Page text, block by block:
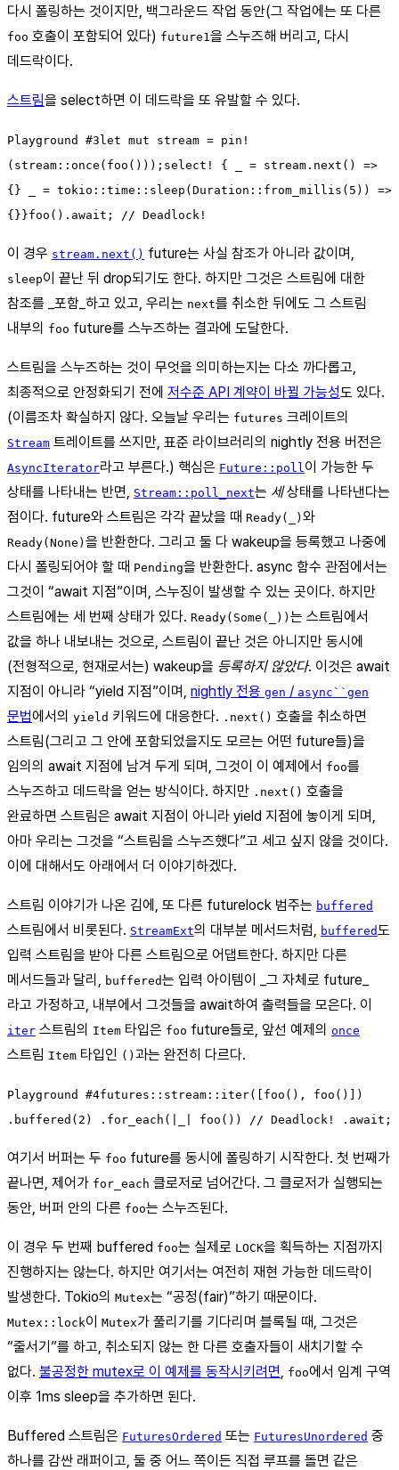
다시 폴링하는 것이지만, 백그라운드 작업 동안(그 작업에는 또 다른
foo 호출이 포함되어 있다) future1 을 스누즈해 버리고, 다시
데드락이다.
스트림을 select하면 이 데드락을 또 유발할 수 있다.
Playground #3let mut stream = pin!
(stream::once(foo()));select! { _ = stream.next() =>
{} _ = tokio::time::sleep(Duration::from_millis(5)) =>
{}}foo().await; // Deadlock!
이 경우 stream.next() future는 사실 참조가 아니라 값이며,
sleep이 끝난 뒤 drop되기도 한다. 하지만 그것은 스트림에 대한
참조를 _포함_하고 있고, 우리는 next를 취소한 뒤에도 그 스트림
내부의
foo future를 스누즈하는 결과에 도달한다.
스트림을 스누즈하는 것이 무엇을 의미하는지는 다소 까다롭고,
최종적으로 안정화되기 전에 저수준 API 계약이 바뀔 가능성 도 있다.
(이름조차 확실하지 않다. 오늘날 우리는 futures 크레이트의
Stream 트레이트를 쓰지만, 표준 라이브러리의 nightly 전용 버전은
AsyncIterator라고 부른다.) 핵심은 Future::poll 이 가능한 두
상태를 나타내는 반면,
Stream::poll_next는 세상태를 나타낸다는
점이다. future와 스트림은 각각 끝났을 때 Ready(_) 와
Ready(None) 을 반환한다. 그리고 둘 다 wakeup을 등록했고 나중에
다시 폴링되어야 할 때 Pending을 반환한다. async 함수 관점에서는
그것이 “await 지점”이며, 스누징이 발생할 수 있는 곳이다. 하지만
스트림에는 세 번째 상태가 있다. Ready(Some(_)) 는 스트림에서
값을 하나 내보내는 것으로, 스트림이 끝난 것은 아니지만 동시에
(전형적으로, 현재로서는) wakeup을 등록하지 않았다. 이것은 await
지점이 아니라 “yield 지점”이며, nightly 전용 gen / async``gen
문법에서의 yield 키워드에 대응한다. .next() 호출을 취소하면
스트림(그리고 그 안에 포함되었을지도 모르는 어떤 future들)을
임의의 await 지점에 남겨 두게 되며, 그것이 이 예제에서 foo를
스누즈하고 데드락을 얻는 방식이다. 하지만 .next() 호출을
완료하면 스트림은 await 지점이 아니라 yield 지점에 놓이게 되며,
아마 우리는 그것을 “스트림을 스누즈했다”고 세고 싶지 않을 것이다.
이에 대해서도 아래에서 더 이야기하겠다.
스트림 이야기가 나온 김에, 또 다른 futurelock 범주는 buffered
스트림에서 비롯된다. StreamExt의 대부분 메서드처럼, buffered 도
입력 스트림을 받아 다른 스트림으로 어댑트한다. 하지만 다른
메서드들과 달리,
buffered는 입력 아이템이 _그 자체로 future_
라고 가정하고, 내부에서 그것들을 await하여 출력들을 모은다. 이
iter 스트림의 Item 타입은 foo future들로, 앞선 예제의 once
스트림 Item 타입인 () 과는 완전히 다르다.
Playground #4futures::stream::iter([foo(), foo()])
.buffered(2) .for_each(|_| foo()) // Deadlock! .await;
여기서 버퍼는 두 foo future를 동시에 폴링하기 시작한다. 첫 번째가
끝나면, 제어가 for_each 클로저로 넘어간다. 그 클로저가 실행되는
동안, 버퍼 안의 다른 foo는 스누즈된다.
이 경우 두 번째 buffered foo는 실제로 LOCK을 획득하는 지점까지
진행하지는 않는다. 하지만 여기서는 여전히 재현 가능한 데드락이
발생한다. Tokio의 Mutex는 “공정(fair)”하기 때문이다.
Mutex::lock이 Mutex가 풀리기를 기다리며 블록될 때, 그것은
“줄서기”를 하고, 취소되지 않는 한 다른 호출자들이 새치기할 수
없다. 불공정한 mutex로 이 예제를 동작시키려면 foo에서 임계 구역
이후 1ms sleep을 추가하면 된다.
Buffered 스트림은 FuturesOrdered 또는 FuturesUnordered 중
하나를 감싼 래퍼이고, 둘 중 어느 쪽이든 직접 루프를 돌면 같은